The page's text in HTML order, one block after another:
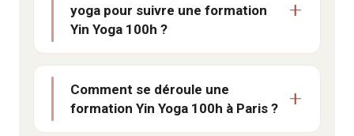
yoga pour suivre une formation
Yin Yoga 100h ?
Comment se déroule une
formation Yin Yoga 100h à Paris ?